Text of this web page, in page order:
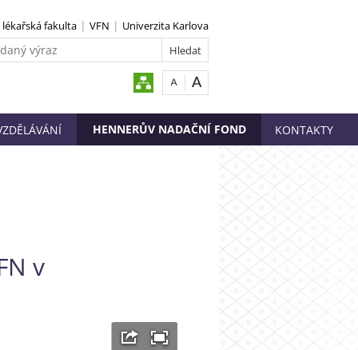
lékařská fakulta VFN Univerzita Karlova
HENNERŮV NADAČNÍ FOND KONTAKTY
v